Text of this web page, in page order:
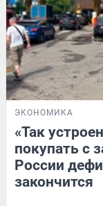
ЭКОНОМИКА
«Так
покупать с
России
закончится